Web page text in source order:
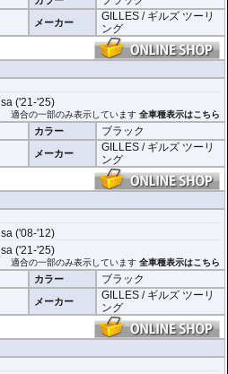
メーカー
GILLES / ギルズ ツーリ
ング
('21-'25)
適合の一部のみ表示しています全車種表示はこちら
カラー ブラック
メーカー
GILLES / ギルズ ツーリ
ング
('08-'12)
('21-'25)
適合の一部のみ表示しています全車種表示はこちら
カラー ブラック
メーカー
GILLES / ギルズ ツーリ
ング